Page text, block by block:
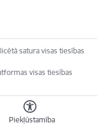
Piekļūstamība
satura visas tiesības
visas tiesības